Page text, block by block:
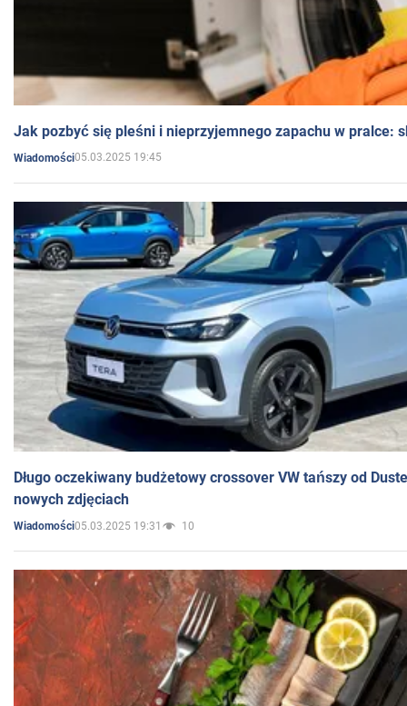
Jak pozbyć się pleśni i nieprzyjemnego zapachu w pralce:
Wiadomości05.03.2025 19:45
Długo oczekiwany budżetowy crossover VW tańszy od
nowych zdjęciach
Wiadomości05.03.2025 19:31 10